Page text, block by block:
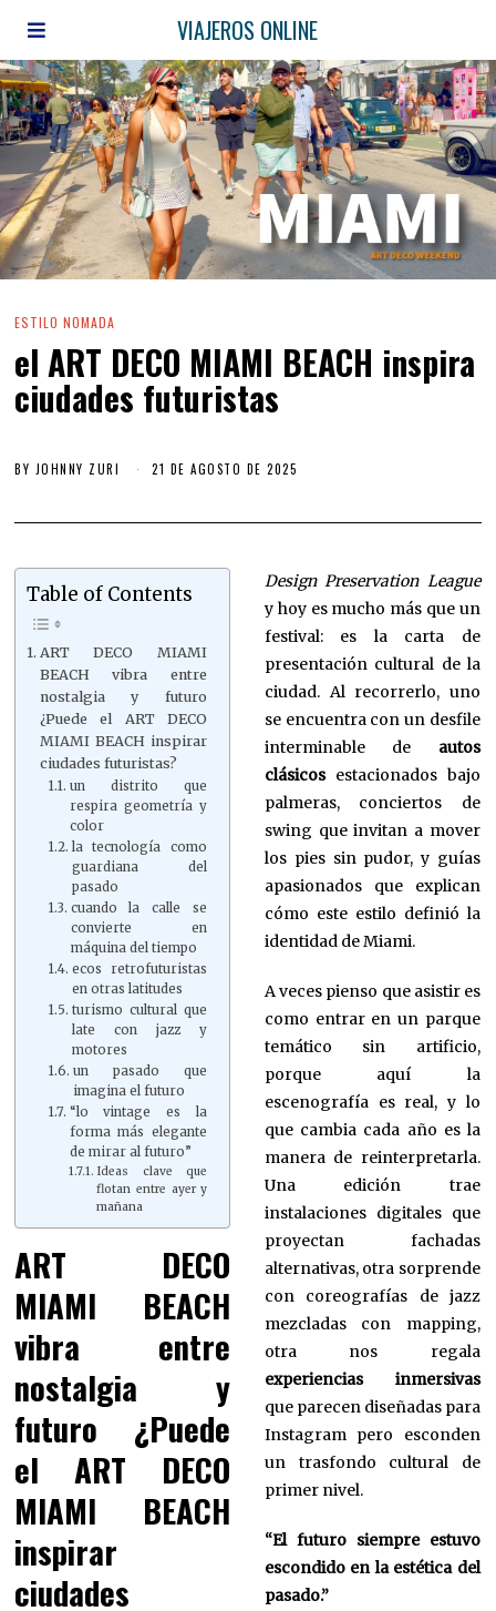
VIAJEROS ONLINE
ESTILO NOMADA
el ART DECO MIAMI BEACH inspira
ciudades futuristas
BY JOHNNY ZURI 21 DE AGOSTO DE 2025
Table of Contents
ART DECO MIAMI
BEACH vibra entre
nostalgia y futuro
¿Puede el ART DECO
MIAMI BEACH inspirar
ciudades futuristas?
un distrito que
respira geometría y
color
la tecnología como
guardiana del
pasado
cuando la calle se
convierte en
máquina del tiempo
ecos retrofuturistas
en otras latitudes
turismo cultural que
late con jazz y
motores
un pasado que
imagina el futuro
“lo vintage es la
forma más elegante
de mirar al futuro”
Ideas clave que
flotan entre ayer y
mañana
ART DECO
MIAMI BEACH
vibra entre
nostalgia y
futuro ¿Puede
el ART DECO
MIAMI BEACH
inspirar
ciudades
Design Preservation League
y hoy es mucho más que un
festival: es la carta de
presentación cultural de la
ciudad. Al recorrerlo, uno
se encuentra con un desfile
interminable de autos
clásicosestacionados bajo
palmeras, conciertos de
swing que invitan a mover
los pies sin pudor, y guías
apasionados que explican
cómo este estilo definió la
identidad de Miami.
A veces pienso que asistir es
como entrar en un parque
temático sin artificio,
porque aquí la
escenografía es real, y lo
que cambia cada año es la
manera de reinterpretarla.
Una edición trae
instalaciones digitales que
proyectan fachadas
alternativas, otra sorprende
con coreografías de jazz
mezcladas con mapping,
otra nos regala
experiencias inmersivas
que parecen diseñadas para
Instagram pero esconden
un trasfondo cultural de
primer nivel.
“El futuro siempre estuvo
escondido en la estética del
pasado.”